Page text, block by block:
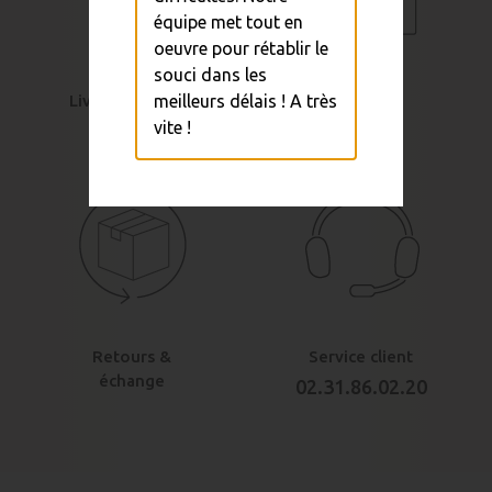
Livraison rapide
Sécurité &
Retours &
échange
Service client
02.31.86.02.20
équipe met tout en
oeuvre pour rétablir le
souci dans les
meilleurs délais ! A très
vite !